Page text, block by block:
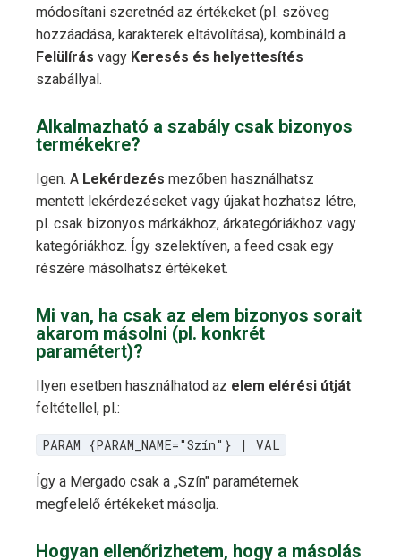
módosítani szeretnéd az értékeket (pl. szöveg
hozzáadása, karakterek eltávolítása), kombináld a
Felülírás vagy Keresés és helyettesítés
szabállyal.
Alkalmazható a szabály csak bizonyos
termékekre?
Igen. A Lekérdezés mezőben használhatsz
mentett lekérdezéseket vagy újakat hozhatsz létre,
pl. csak bizonyos márkákhoz, árkategóriákhoz vagy
kategóriákhoz. Így szelektíven, a feed csak egy
részére másolhatsz értékeket.
Mi van, ha csak az elem bizonyos sorait
akarom másolni (pl. konkrét
paramétert)?
Ilyen esetben használhatod az elem elérési útját
feltétellel, pl.:
PARAM {PARAM_NAME="Szín"} | VAL
Így a Mergado csak a „Szín" paraméternek
megfelelő értékeket másolja.
Hogyan ellenőrizhetem, hogy a másolás